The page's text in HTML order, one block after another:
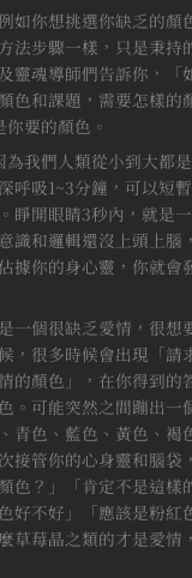
如你想挑選你缺乏的顏
法步驟一樣，只是秉持
靈魂導師們告訴你，「
色和課題，需要怎樣的
要的顏色。⠀
我們人類從小到大都
呼吸1~3分鐘，可以短
睜開眼睛3秒內，就是
識和邏輯還沒上頭上腦
據你的身心靈，你就會
一個很缺乏愛情，很想
，很多時候會出現「請
的顏色」，在你得到的
。可能突然之間蹦出一
青色、藍色、黃色、褐
接管你的心身靈和腦袋
色？」「肯定不是這樣
好不好」「應該是粉紅
草莓晶之類的才是愛情